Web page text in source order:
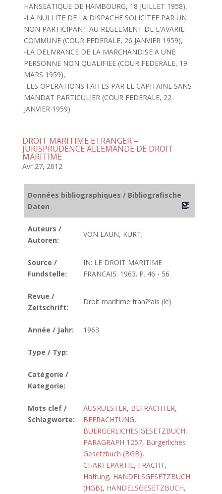
HANSEATIQUE DE HAMBOURG, 18 JUILLET 1958),
-LA NULLITE DE LA DISPACHE SOLICITEE PAR UN
NON PARTICIPANT AU REGLEMENT DE L'AVARIE
COMMUNE (COUR FEDERALE, 26 JANVIER 1959),
-LA DELIVRANCE DE LA MARCHANDISE A UNE
PERSONNE NON QUALIFIEE (COUR FEDERALE, 19
MARS 1959),
-LES OPERATIONS FAITES PAR LE CAPITAINE SANS
MANDAT PARTICULIER (COUR FEDERALE, 22
JANVIER 1959).
DROIT MARITIME ETRANGER –
JURISPRUDENCE ALLEMANDE DE DROIT
MARITIME
Avr 27, 2012
Données bibliographiques / Bibliografische
Daten
Auteurs /
Autoren:
VON LAUN, KURT;
Source /
Fundstelle:
IN: LE DROIT MARITIME
FRANCAIS. 1963. P. 46 - 56.
Revue /
Zeitschrift:
Droit maritime fran?ºais (le)
Année / Jahr: 1963
Type / Typ:
Catégorie /
Kategorie:
Mots clef /
Schlagworte:
AUSRUESTER, BEFRACHTER,
BEFRACHTUNG,
BUERGERLICHES GESETZBUCH,
PARAGRAPH 1257, Bürgerliches
Gesetzbuch (BGB),
CHARTEPARTIE, FRACHT,
Haftung, HANDELSGESETZBUCH
(HGB), HANDELSGESETZBUCH,